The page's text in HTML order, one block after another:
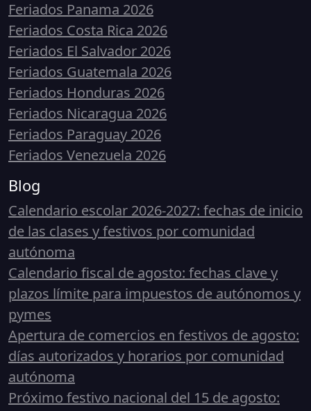
Feriados Panama 2026
Feriados Costa Rica 2026
Feriados El Salvador 2026
Feriados Guatemala 2026
Feriados Honduras 2026
Feriados Nicaragua 2026
Feriados Paraguay 2026
Feriados Venezuela 2026
Blog
Calendario escolar 2026-2027: fechas de inicio
de las clases y festivos por comunidad
autónoma
Calendario fiscal de agosto: fechas clave y
plazos límite para impuestos de autónomos y
pymes
Apertura de comercios en festivos de agosto:
días autorizados y horarios por comunidad
autónoma
Próximo festivo nacional del 15 de agosto: